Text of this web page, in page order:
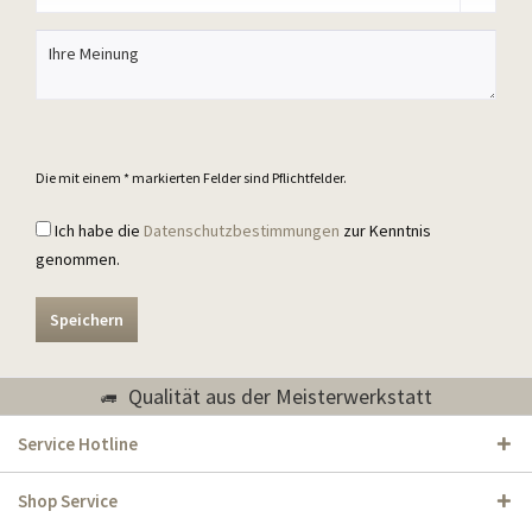
Die mit einem * markierten Felder sind Pflichtfelder.
Ich habe die Datenschutzbestimmungen zur Kenntnis
genommen.
Speichern
Qualität aus der Meisterwerkstatt
Service Hotline
Shop Service